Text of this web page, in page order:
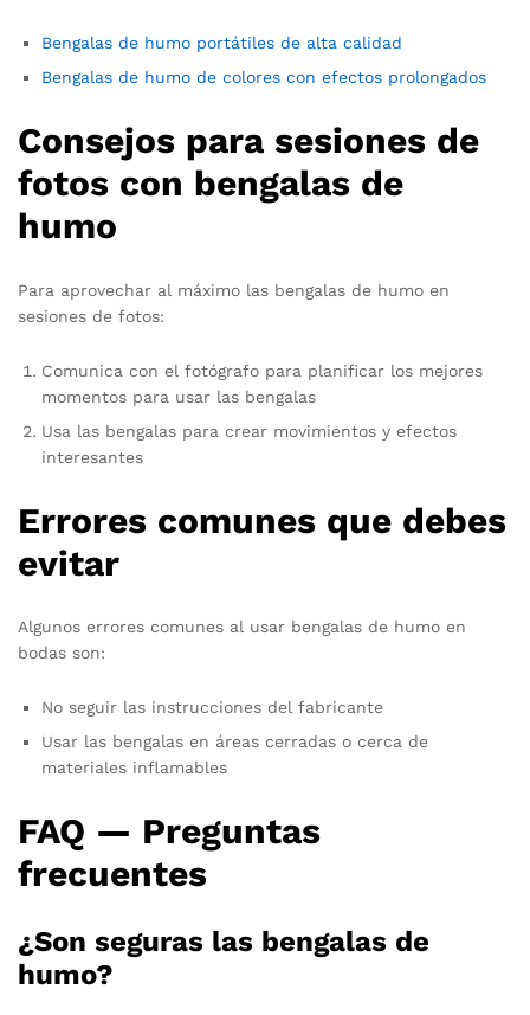
Bengalas de humo portátiles de alta calidad
Bengalas de humo de colores con efectos prolongados
Consejos para sesiones de
fotos con bengalas de
humo
Para aprovechar al máximo las bengalas de humo en
sesiones de fotos:
Comunica con el fotógrafo para planificar los mejores
momentos para usar las bengalas
Usa las bengalas para crear movimientos y efectos
interesantes
Errores comunes que debes
evitar
Algunos errores comunes al usar bengalas de humo en
bodas son:
No seguir las instrucciones del fabricante
Usar las bengalas en áreas cerradas o cerca de
materiales inflamables
FAQ — Preguntas
frecuentes
¿Son seguras las bengalas de
humo?